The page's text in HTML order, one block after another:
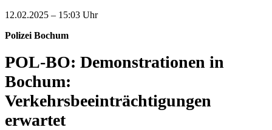
12.02.2025 – 15:03 Uhr
Polizei Bochum
POL-BO: Demonstrationen in
Bochum:
Verkehrsbeeinträchtigungen
erwartet